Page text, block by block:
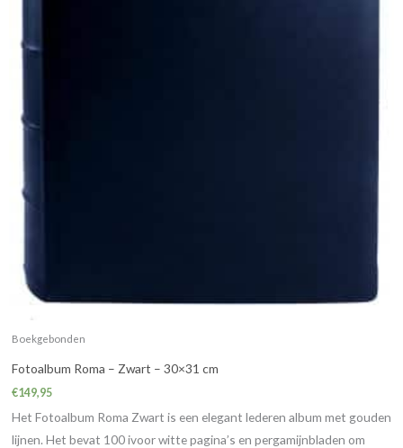
Boekgebonden
Fotoalbum Roma – Zwart – 30×31 cm
€149,95
Het Fotoalbum Roma Zwart is een elegant lederen album met gouden
lijnen. Het bevat 100 ivoor witte pagina’s en pergamijnbladen om